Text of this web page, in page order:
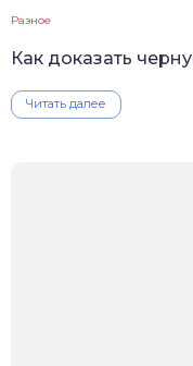
Разное
Как доказать
Читать далее